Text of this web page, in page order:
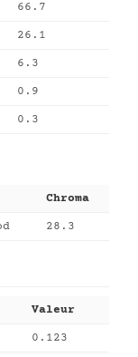
66.7
26.1
6.3
0.9
0.3
Chroma
28.3
Valeur
0.123